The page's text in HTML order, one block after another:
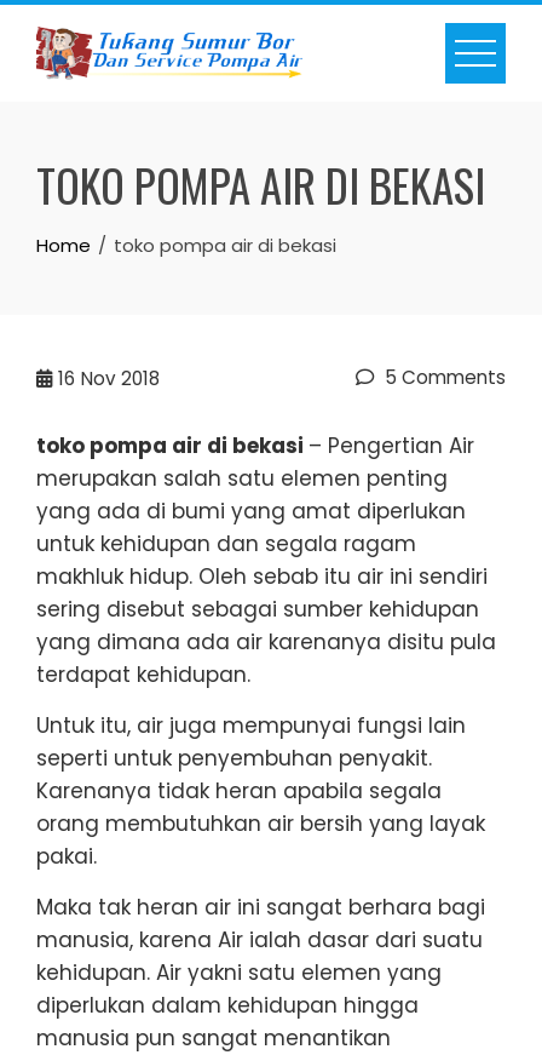
Skip
content
TOKO POMPA AIR DI BEKASI
Home toko pompa air di bekasi
16 Nov 2018 5 Comments
toko pompa air di bekasi – Pengertian Air
merupakan salah satu elemen penting
yang ada di bumi yang amat diperlukan
untuk kehidupan dan segala ragam
makhluk hidup. Oleh sebab itu air ini sendiri
sering disebut sebagai sumber kehidupan
yang dimana ada air karenanya disitu pula
terdapat kehidupan.
Untuk itu, air juga mempunyai fungsi lain
seperti untuk penyembuhan penyakit.
Karenanya tidak heran apabila segala
orang membutuhkan air bersih yang layak
pakai.
Maka tak heran air ini sangat berhara bagi
manusia, karena Air ialah dasar dari suatu
kehidupan. Air yakni satu elemen yang
diperlukan dalam kehidupan hingga
manusia pun sangat menantikan